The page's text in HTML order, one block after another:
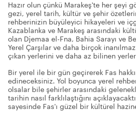
Hazır olun çünkü Marakeş'te her şeyi
gezi, yerel tarih, kültür ve şehir
rehberinizin büyüleyici hikayeleri ve
Kazablanka ve Marakeş arasındaki
olan Djemaa el-Fna, Bahia Sarayı ve
Yerel Çarşılar ve daha birçok
çıkan yerlerini ve daha az bilinen
Bir yerel ile bir gün geçirerek Fas
edineceksiniz. Yol boyunca yerel
olsalar bile şehirler arasındaki
tarihin nasıl farklılaştığını
sayesinde Fas'ı güzel bir kültürel